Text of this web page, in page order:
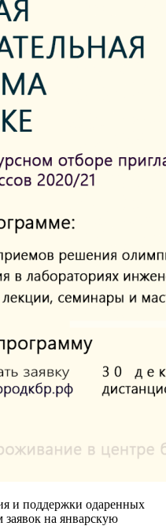
и поддержки одаренных
заявок на январскую